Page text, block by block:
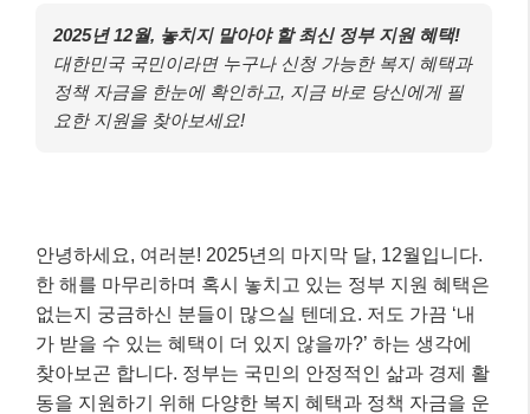
2025년 12월, 놓치지 말아야 할 최신 정부 지원 혜택!
대한민국 국민이라면 누구나 신청 가능한 복지 혜택과
정책 자금을 한눈에 확인하고, 지금 바로 당신에게 필
요한 지원을 찾아보세요!
안녕하세요, 여러분! 2025년의 마지막 달, 12월입니다.
한 해를 마무리하며 혹시 놓치고 있는 정부 지원 혜택은
없는지 궁금하신 분들이 많으실 텐데요. 저도 가끔 ‘내
가 받을 수 있는 혜택이 더 있지 않을까?’ 하는 생각에
찾아보곤 합니다. 정부는 국민의 안정적인 삶과 경제 활
동을 지원하기 위해 다양한 복지 혜택과 정책 자금을 운